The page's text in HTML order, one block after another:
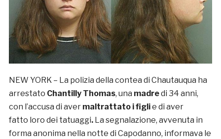
NEW YORK – La polizia della contea di Chautauqua ha
arrestato Chantilly Thomas, una madredi 34 anni,
con l’accusa di aver maltrattato i figlie di aver
fatto loro dei tatuaggi.La segnalazione, avvenuta in
forma anonima nella notte di Capodanno, informava le